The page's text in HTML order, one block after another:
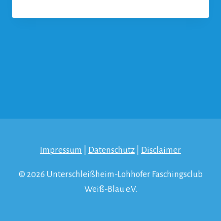
Impressum Datenschutz Disclaimer
© 2026 Unterschleißheim-Lohhofer Faschingsclub
Weiß-Blau e.V.